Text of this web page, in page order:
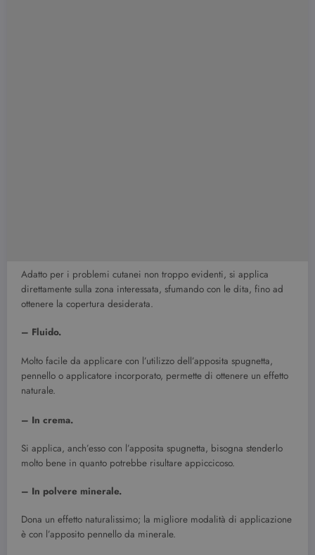
Adatto per i problemi cutanei non troppo evidenti, si applica
direttamente sulla zona interessata, sfumando con le dita, fino ad
ottenere la copertura desiderata.
– Fluido.
Molto facile da applicare con l’utilizzo dell’apposita spugnetta,
pennello o applicatore incorporato, permette di ottenere un effetto
naturale.
– In crema.
Si applica, anch’esso con l’apposita spugnetta, bisogna stenderlo
molto bene in quanto potrebbe risultare appiccicoso.
– In polvere minerale.
Dona un effetto naturalissimo; la migliore modalità di applicazione
è con l’apposito pennello da minerale.